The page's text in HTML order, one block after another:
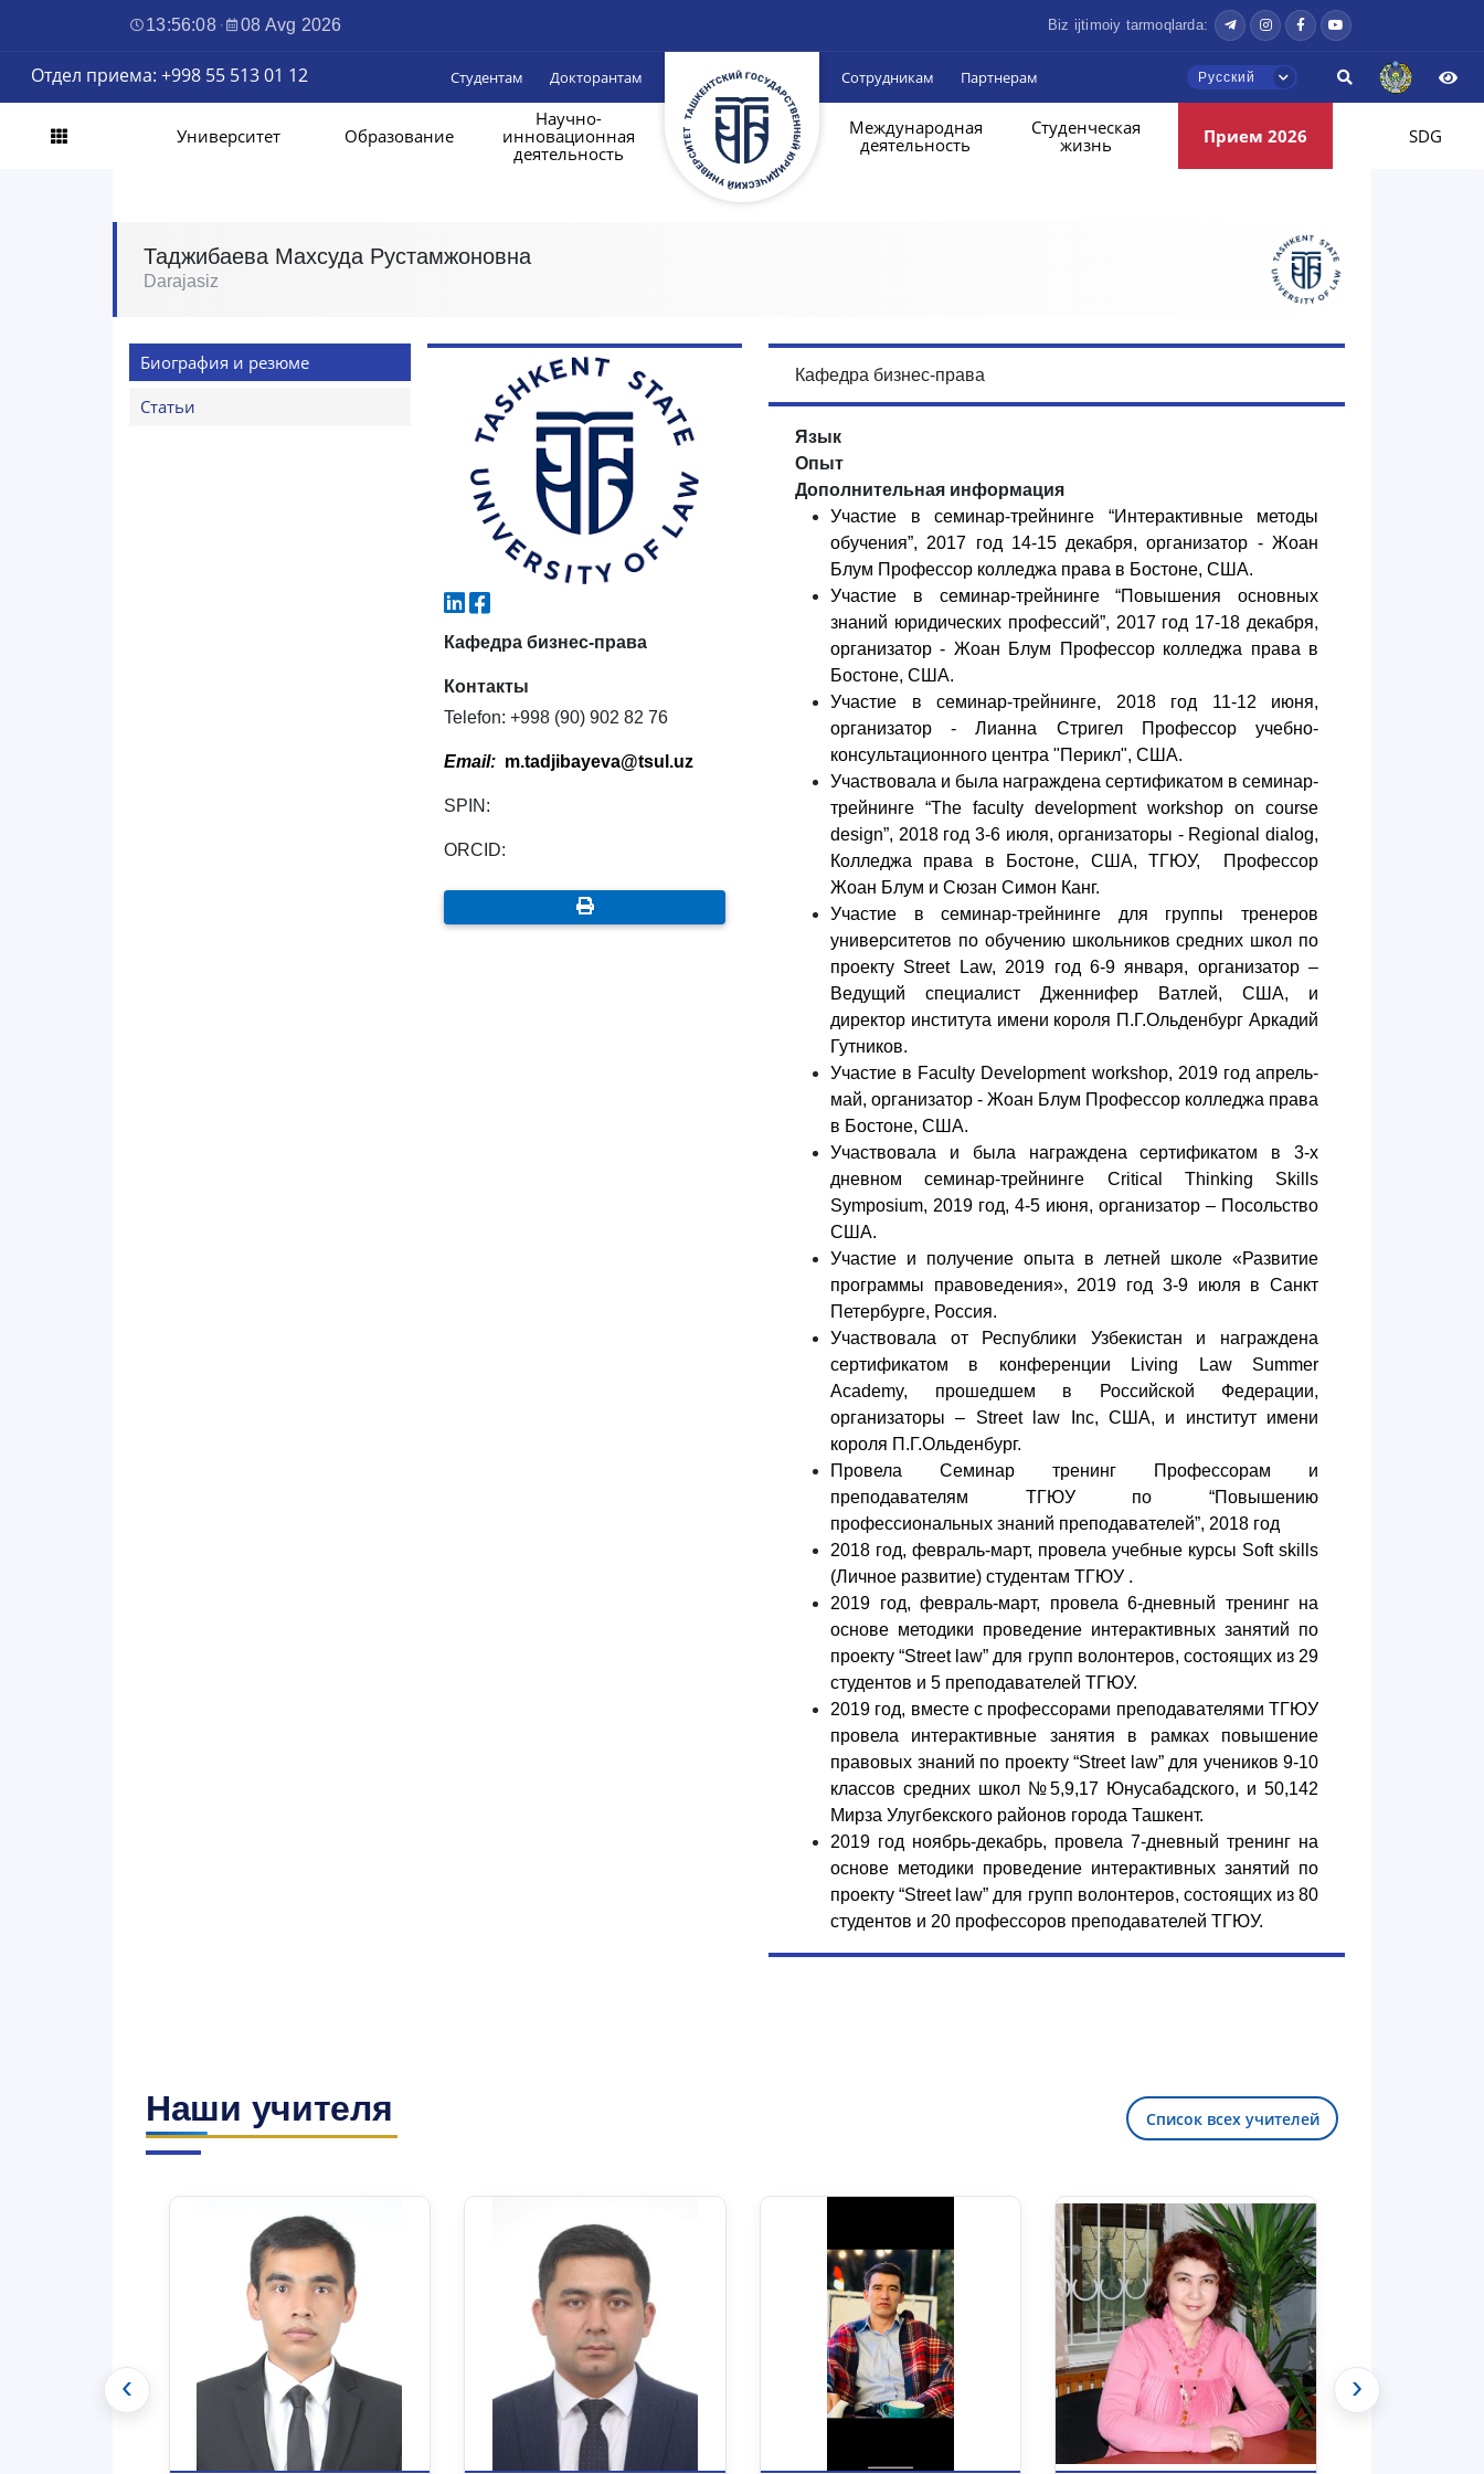
13:56:09 · 08 Avg 2026 Biz ijtimoiy tarmoqlarda:
Отдел приема: +998 55 513 01 12 Студентам Докторантам Сотрудникам Партнерам Русский
Университет Образование
Научно-
инновационная
деятельность
Международная
деятельность
Студенческая
жизнь
Прием 2026 SDG
Таджибаева Махсуда Рустамжоновна
Darajasiz
Биография и резюме
Статьи
Кафедра бизнес-права
Контакты
Telefon: +998 (90) 902 82 76
Email: m.tadjibayeva@tsul.uz
SPIN:
ORCID:
Кафедра бизнес-права
Язык
Опыт
Дополнительная информация
Участие в семинар-трейнинге “Интерактивные методы
обучения”, 2017 год 14-15 декабря, организатор - Жоан
Блум Профессор колледжа права в Бостоне, США.
Участие в семинар-трейнинге “Повышения основных
знаний юридических профессий”, 2017 год 17-18 декабря,
организатор - Жоан Блум Профессор колледжа права в
Бостоне, США.
Участие в семинар-трейнинге, 2018 год 11-12 июня,
организатор - Лианна Стригел Профессор учебно-
консультационного центра "Перикл", США.
Участвовала и была награждена сертификатом в семинар-
трейнинге “The faculty development workshop on course
design”, 2018 год 3-6 июля, организаторы - Regional dialog,
Колледжа права в Бостоне, США, ТГЮУ, Профессор
Жоан Блум и Сюзан Симон Канг.
Участие в семинар-трейнинге для группы тренеров
университетов по обучению школьников средних школ по
проекту Street Law, 2019 год 6-9 января, организатор –
Ведущий специалист Дженнифер Ватлей, США, и
директор института имени короля П.Г.Ольденбург Аркадий
Гутников.
Участие в Faculty Development workshop, 2019 год апрель-
май, организатор - Жоан Блум Профессор колледжа права
в Бостоне, США.
Участвовала и была награждена сертификатом в 3-х
дневном семинар-трейнинге Critical Thinking Skills
Symposium, 2019 год, 4-5 июня, организатор – Посольство
США.
Участие и получение опыта в летней школе «Развитие
программы правоведения», 2019 год 3-9 июля в Санкт
Петербурге, Россия.
Участвовала от Республики Узбекистан и награждена
сертификатом в конференции Living Law Summer
Academy, прошедшем в Российской Федерации,
организаторы – Street law Inc, США, и институт имени
короля П.Г.Ольденбург.
Провела Семинар тренинг Профессорам и
преподавателям ТГЮУ по “Повышению
профессиональных знаний преподавателей”, 2018 год
2018 год, февраль-март, провела учебные курсы Soft skills
(Личное развитие) студентам ТГЮУ .
2019 год, февраль-март, провела 6-дневный тренинг на
основе методики проведение интерактивных занятий по
проекту “Street law” для групп волонтеров, состоящих из 29
студентов и 5 преподавателей ТГЮУ.
2019 год, вместе с профессорами преподавателями ТГЮУ
провела интерактивные занятия в рамках повышение
правовых знаний по проекту “Street law” для учеников 9-10
классов средних школ №5,9,17 Юнусабадского, и 50,142
Мирза Улугбекского районов города Ташкент.
2019 год ноябрь-декабрь, провела 7-дневный тренинг на
основе методики проведение интерактивных занятий по
проекту “Street law” для групп волонтеров, состоящих из 80
студентов и 20 профессоров преподавателей ТГЮУ.
Наши учителя Список всех учителей
‹ ›
Чат приёмной комиссии ТГЮУ
Онлайн
Здравствуйте! Добро пожаловать в
чат приёмной комиссии ТГЮУ.
Оставляйте здесь свои обращения
по вопросам приёма.
Выберите тему — затем появятся